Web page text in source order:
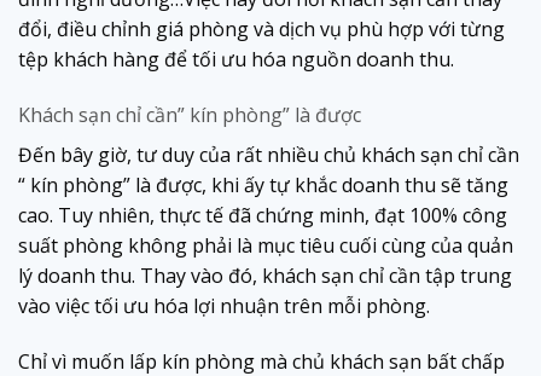
đổi, điều chỉnh giá phòng và dịch vụ phù hợp với từng
tệp khách hàng để tối ưu hóa nguồn doanh thu.
Khách sạn chỉ cần” kín phòng” là được
Đến bây giờ, tư duy của rất nhiều chủ khách sạn chỉ cần
“ kín phòng” là được, khi ấy tự khắc doanh thu sẽ tăng
cao. Tuy nhiên, thực tế đã chứng minh, đạt 100% công
suất phòng không phải là mục tiêu cuối cùng của quản
lý doanh thu. Thay vào đó, khách sạn chỉ cần tập trung
vào việc tối ưu hóa lợi nhuận trên mỗi phòng.
Chỉ vì muốn lấp kín phòng mà chủ khách sạn bất chấp